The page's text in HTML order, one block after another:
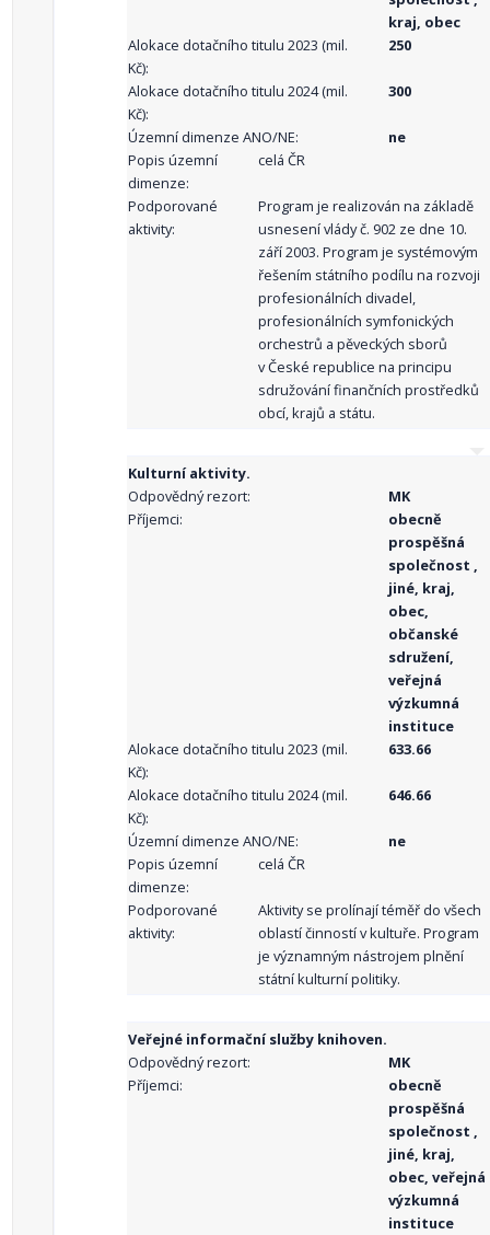
kraj, obec
Alokace dotačního titulu 2023 (mil.
Kč):
250
Alokace dotačního titulu 2024 (mil.
Kč):
300
Územní dimenze ANO/NE:
ne
Popis územní
dimenze:
celá ČR
Podporované
aktivity:
Program je realizován na základě
usnesení vlády č. 902 ze dne 10.
září 2003. Program je systémovým
řešením státního podílu na rozvoji
profesionálních divadel,
profesionálních symfonických
orchestrů a pěveckých sborů
v České republice na principu
sdružování finančních prostředků
obcí, krajů a státu.
Kulturní aktivity.
Odpovědný rezort:
MK
Příjemci:
obecně
prospěšná
společnost ,
jiné, kraj,
obec,
občanské
sdružení,
veřejná
výzkumná
instituce
Alokace dotačního titulu 2023 (mil.
Kč):
633.66
Alokace dotačního titulu 2024 (mil.
Kč):
646.66
Územní dimenze ANO/NE:
ne
Popis územní
dimenze:
celá ČR
Podporované
aktivity:
Aktivity se prolínají téměř do všech
oblastí činností v kultuře. Program
je významným nástrojem plnění
státní kulturní politiky.
Veřejné informační služby knihoven.
Odpovědný rezort:
MK
Příjemci:
obecně
prospěšná
společnost ,
jiné, kraj,
obec, veřejná
výzkumná
instituce